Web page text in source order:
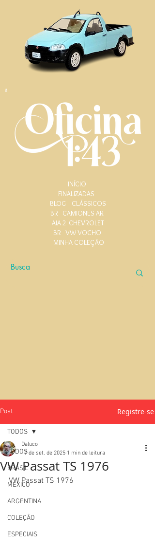
.
INÍCIO
FINALIZADAS
BLOG
CLÁSSICOS
BR CAMIONES AR
AIA 2 CHEVROLET
BR VW VOCHO
MINHA COLEÇÃO
Post Registre-se
TODOS
BRASIL
MEXICO
ARGENTINA
COLEÇÃO
ESPECIAIS
TODOS
VW Passat TS 1976
Daluco
17 de set. de 2025 1 min de leitura
VW Passat TS 1976